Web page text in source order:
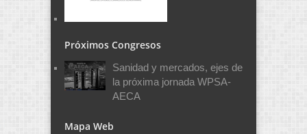
Próximos Congresos
Sanidad y mercados, ejes de
la próxima jornada WPSA-
AECA
Mapa Web